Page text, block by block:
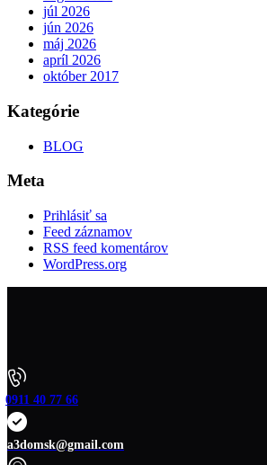
júl 2026
jún 2026
máj 2026
apríl 2026
október 2017
Kategórie
BLOG
Meta
Prihlásiť sa
Feed záznamov
RSS feed komentárov
WordPress.org
0911 40 77 66
a3domsk@gmail.com